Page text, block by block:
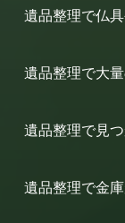
遺品整理で仏
遺品整理で大
遺品整理で見
遺品整理で金